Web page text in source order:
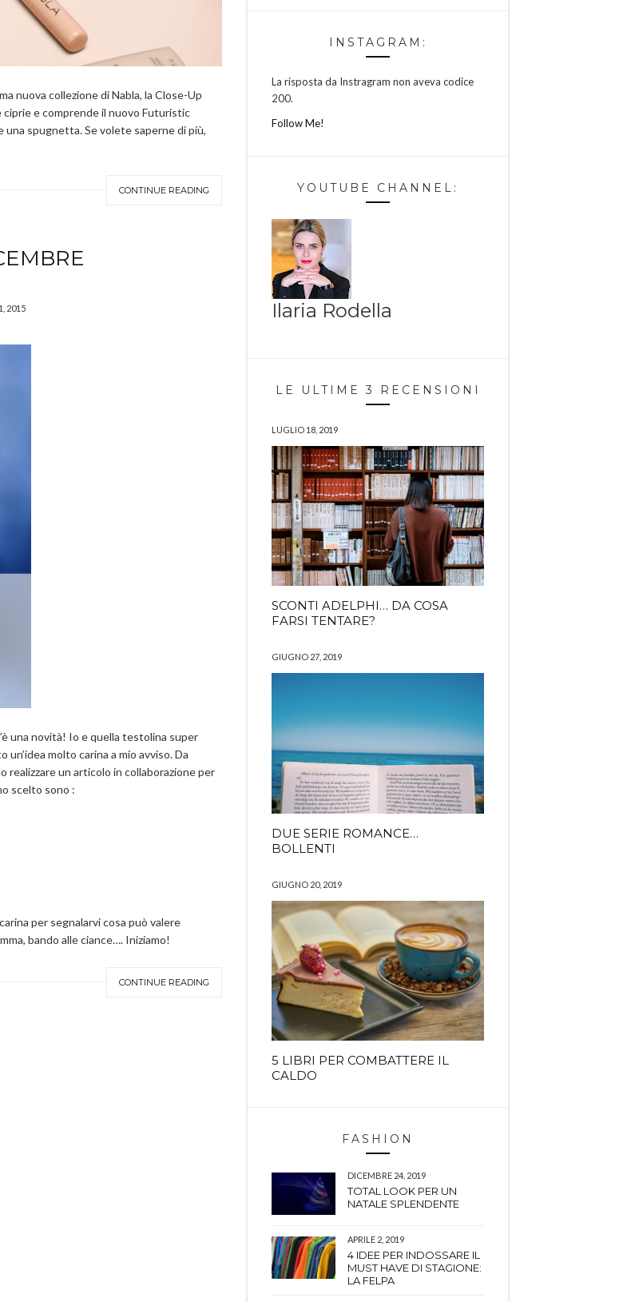
nuova collezione di Nabla, la Close-Up
e comprende il nuovo Futuristic
spugnetta. Se volete saperne di più,
CONTINUE READING
2015
una novità! Io e quella testolina super
un’idea molto carina a mio avviso. Da
realizzare un articolo in collaborazione per
scelto sono :
per segnalarvi cosa può valere
bando alle ciance…. Iniziamo!
CONTINUE READING
INSTAGRAM:
La risposta da Instragram non aveva codice
200.
Follow Me!
YOUTUBE CHANNEL:
Ilaria Rodella
LE ULTIME 3 RECENSIONI
LUGLIO 18, 2019
SCONTI ADELPHI… DA COSA
FARSI TENTARE?
GIUGNO 27, 2019
DUE SERIE ROMANCE…
BOLLENTI
GIUGNO 20, 2019
5 LIBRI PER COMBATTERE IL
CALDO
FASHION
DICEMBRE 24, 2019
TOTAL LOOK PER UN
NATALE SPLENDENTE
APRILE 2, 2019
4 IDEE PER INDOSSARE IL
MUST HAVE DI STAGIONE:
LA FELPA